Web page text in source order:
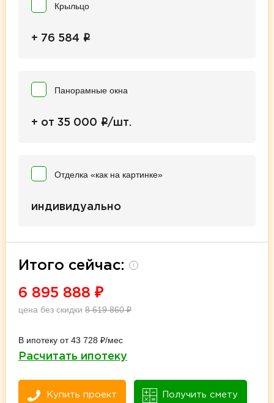
Крыльцо
+ 76 584 i
Панорамные окна
+ от 35 000 i/шт.
Отделка «как на картинке»
индивидуально
Итого сейчас: i
6 895 888 ₽
цена без скидки 8 619 860₽
В ипотеку от 43 728 ₽/мес
Расчитать ипотеку
Купить проект Получить смету